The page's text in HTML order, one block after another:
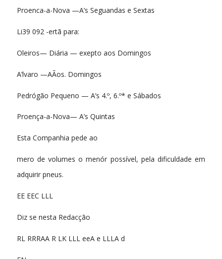
Proenca-a-Nova —A’s Seguandas e Sextas
Li39 092 -ertã para:
Oleiros— Diária — exepto aos Domingos
A’lvaro —AÃos. Domingos
Pedrógão Pequeno — A’s 4.º, 6.º* e Sábados
Proença-a-Nova— A’s Quintas
Esta Companhia pede ao
mero de volumes o menór possível, pela dificuldade em
adquirir pneus.
EE EEC LLL
Diz se nesta Redacção
RL RRRAA R LK LLL eeA e LLLA d